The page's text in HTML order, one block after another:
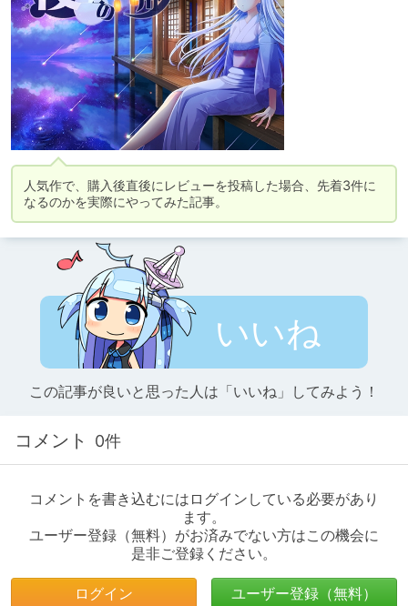
人気作で、購入後直後にレビューを投稿した場合、先着3件に
なるのかを実際にやってみた記事。
いいね
この記事が良いと思った人は「いいね」してみよう！
コメント 0件
コメントを書き込むにはログインしている必要があり
ます。
ユーザー登録（無料）がお済みでない方はこの機会に
是非ご登録ください。
ログイン ユーザー登録（無料）